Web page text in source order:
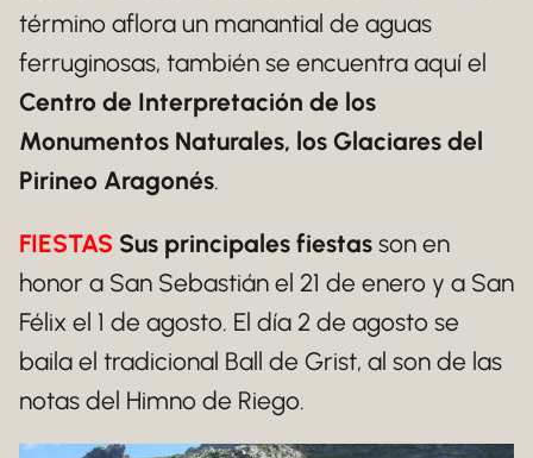
término aflora un manantial de aguas
ferruginosas, también se encuentra aquí el
Centro de Interpretación de los
Monumentos Naturales, los Glaciares del
Pirineo Aragonés.
FIESTAS Sus principales fiestas son en
honor a San Sebastián el 21 de enero y a San
Félix el 1 de agosto. El día 2 de agosto se
baila el tradicional Ball de Grist, al son de las
notas del Himno de Riego.